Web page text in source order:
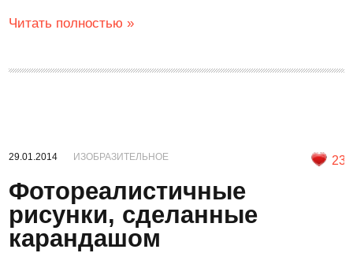
Читать полностью »
29.01.2014 ИЗОБРАЗИТЕЛЬНОЕ 23
Фотореалистичные
рисунки, сделанные
карандашом